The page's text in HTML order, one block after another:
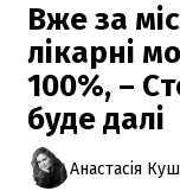
Вже за
лікарні
100%, –
буде далі
Анастасія